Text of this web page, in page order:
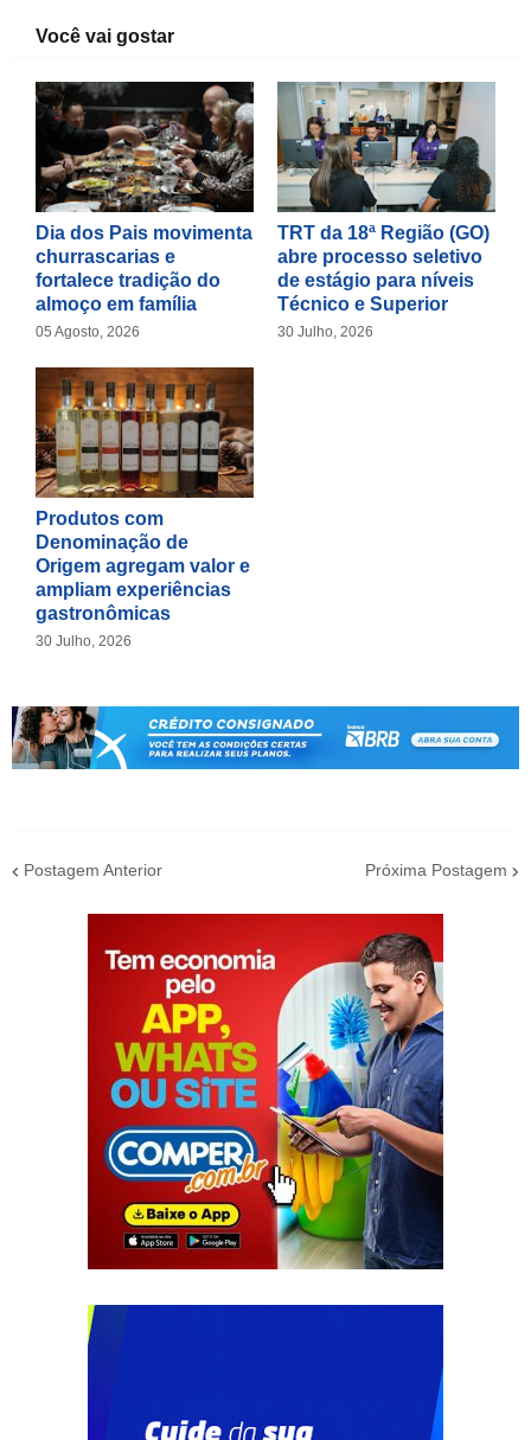
Você vai gostar
Dia dos Pais movimenta
churrascarias e
fortalece tradição do
almoço em família
05 Agosto, 2026
TRT da 18ª Região (GO)
abre processo seletivo
de estágio para níveis
Técnico e Superior
30 Julho, 2026
Produtos com
Denominação de
Origem agregam valor e
ampliam experiências
gastronômicas
30 Julho, 2026
Postagem Anterior Próxima Postagem